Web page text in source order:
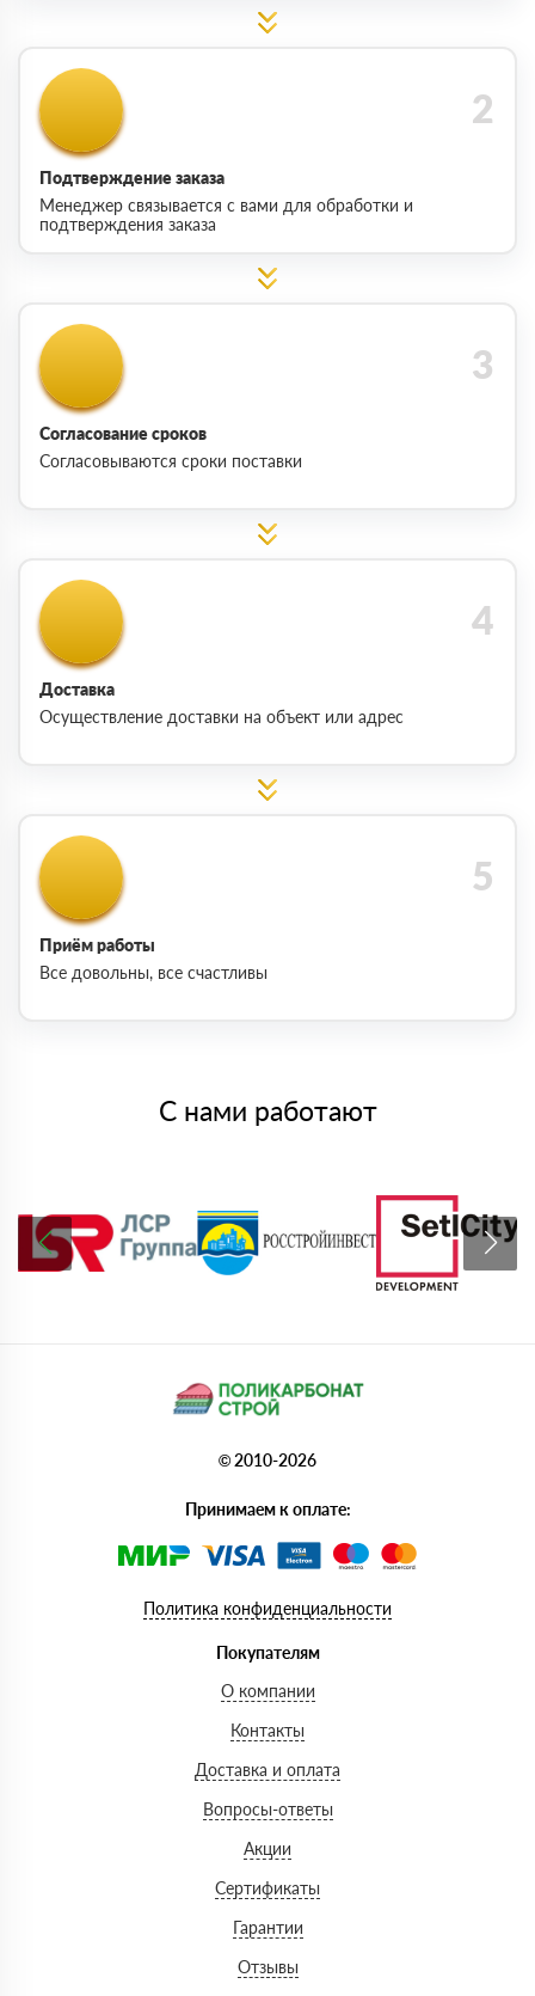
Подтверждение заказа
Менеджер связывается с вами для обработки и
подтверждения заказа
Согласование сроков
Согласовываются сроки поставки
Доставка
Осуществление доставки на объект или адрес
Приём работы
Все довольны, все счастливы
С нами работают
© 2010-2026
Принимаем к оплате:
Политика конфиденциальности
Покупателям
О компании
Контакты
Доставка и оплата
Вопросы-ответы
Акции
Сертификаты
Гарантии
Отзывы